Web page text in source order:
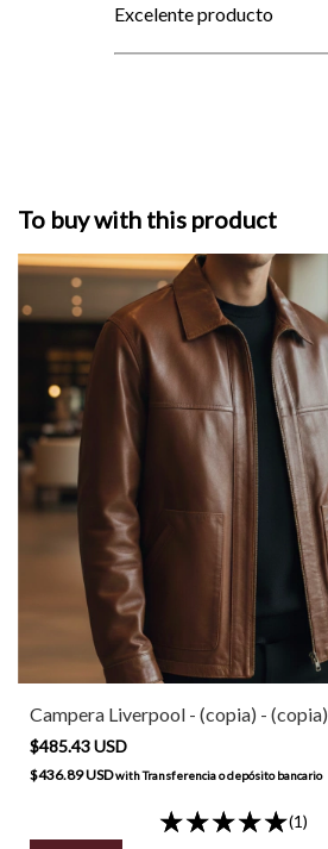
Excelente producto
To buy with this product
Campera Liverpool - (copia) - (copia)
$485.43 USD
$436.89 USDwithTransferencia o depósito bancario
(1)